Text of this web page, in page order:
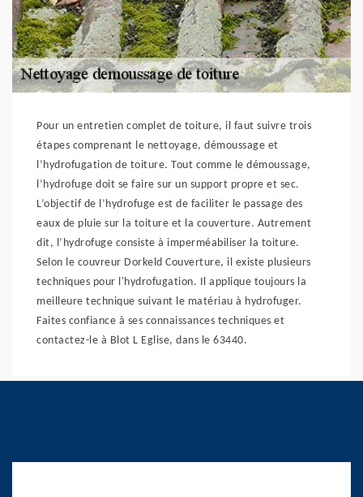
Pour un entretien complet de toiture, il faut suivre trois
étapes comprenant le nettoyage, démoussage et
l’hydrofugation de toiture. Tout comme le démoussage,
l’hydrofuge doit se faire sur un support propre et sec.
L’objectif de l’hydrofuge est de faciliter le passage des
eaux de pluie sur la toiture et la couverture. Autrement
dit, l’hydrofuge consiste à imperméabiliser la toiture.
Selon le couvreur Dorkeld Couverture, il existe plusieurs
techniques pour l'hydrofugation. Il applique toujours la
meilleure technique suivant le matériau à hydrofuger.
Faites confiance à ses connaissances techniques et
contactez-le à Blot L Eglise, dans le 63440.